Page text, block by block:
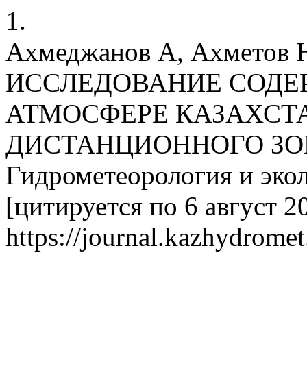
1.
Ахмеджанов А, Ахметов
ИССЛЕДОВАНИЕ
АТМОСФЕРЕ
ДИСТАНЦИОННОГО
Гидрометеорология и
[цитируется по 6 август
https://